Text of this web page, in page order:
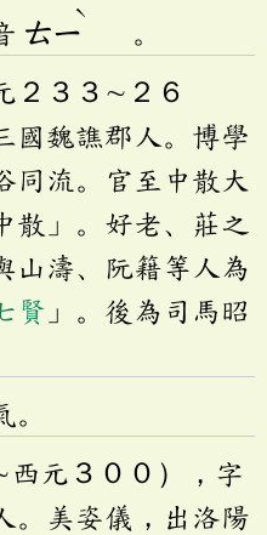
ㄊㄧ
ˋ
。
２３３∼２６
國魏譙郡人。博學
同流。官至中散大
散」。好老、莊之
山濤、阮籍等人為
賢 」。後為司馬昭
元３００），字
。美姿儀，出洛陽